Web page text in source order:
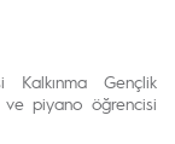
Kalkınma Gençlik
piyano öğrencisi